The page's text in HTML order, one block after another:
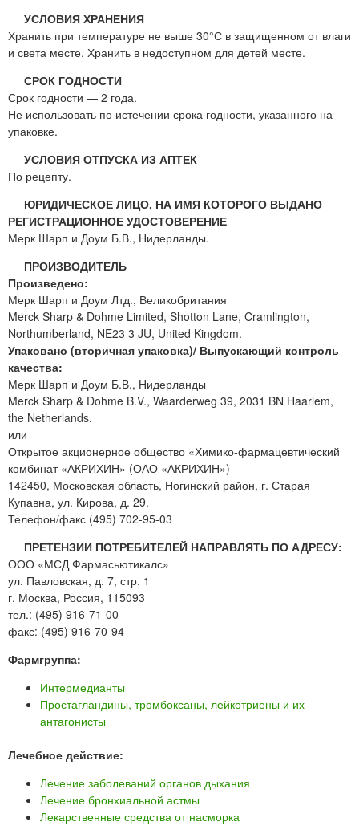
УСЛОВИЯ ХРАНЕНИЯ
Хранить при температуре не выше 30°С в защищенном от влаги
и света месте. Хранить в недоступном для детей месте.
СРОК ГОДНОСТИ
Срок годности — 2 года.
Не использовать по истечении срока годности, указанного на
упаковке.
УСЛОВИЯ ОТПУСКА ИЗ АПТЕК
По рецепту.
ЮРИДИЧЕСКОЕ ЛИЦО, НА ИМЯ КОТОРОГО ВЫДАНО
РЕГИСТРАЦИОННОЕ УДОСТОВЕРЕНИЕ
Мерк Шарп и Доум Б.В., Нидерланды.
ПРОИЗВОДИТЕЛЬ
Произведено:
Мерк Шарп и Доум Лтд., Великобритания
Merck Sharp & Dohme Limited, Shotton Lane, Cramlington,
Northumberland, NE23 3 JU, United Kingdom.
Упаковано (вторичная упаковка)/ Выпускающий контроль
качества:
Мерк Шарп и Доум Б.В., Нидерланды
Merck Sharp & Dohme B.V., Waarderweg 39, 2031 BN Haarlem,
the Netherlands.
или
Открытое акционерное общество «Химико-фармацевтический
комбинат «АКРИХИН» (ОАО «АКРИХИН»)
142450, Московская область, Ногинский район, г. Старая
Купавна, ул. Кирова, д. 29.
Телефон/факс (495) 702-95-03
ПРЕТЕНЗИИ ПОТРЕБИТЕЛЕЙ НАПРАВЛЯТЬ ПО АДРЕСУ:
ООО «МСД Фармасьютикалс»
ул. Павловская, д. 7, стр. 1
г. Москва, Россия, 115093
тел.: (495) 916-71-00
факс: (495) 916-70-94
Фармгруппа:
Интермедианты
Простагландины, тромбоксаны, лейкотриены и их
антагонисты
Лечебное действие:
Лечение заболеваний органов дыхания
Лечение бронхиальной астмы
Лекарственные средства от насморка